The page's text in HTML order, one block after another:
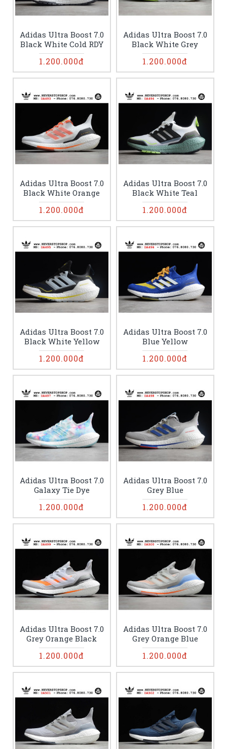
Adidas Ultra Boost 7.0
Black White Cold RDY
1.200.000đ
Adidas Ultra Boost 7.0
Black White Grey
1.200.000đ
Adidas Ultra Boost 7.0
Black White Orange
1.200.000đ
Adidas Ultra Boost 7.0
Black White Teal
1.200.000đ
Adidas Ultra Boost 7.0
Black White Yellow
1.200.000đ
Adidas Ultra Boost 7.0
Blue Yellow
1.200.000đ
Adidas Ultra Boost 7.0
Galaxy Tie Dye
1.200.000đ
Adidas Ultra Boost 7.0
Grey Blue
1.200.000đ
Adidas Ultra Boost 7.0
Grey Orange Black
1.200.000đ
Adidas Ultra Boost 7.0
Grey Orange Blue
1.200.000đ